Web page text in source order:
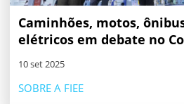
Caminhões, motos,
elétricos em debate no
10 set 2025
SOBRE A FIEE